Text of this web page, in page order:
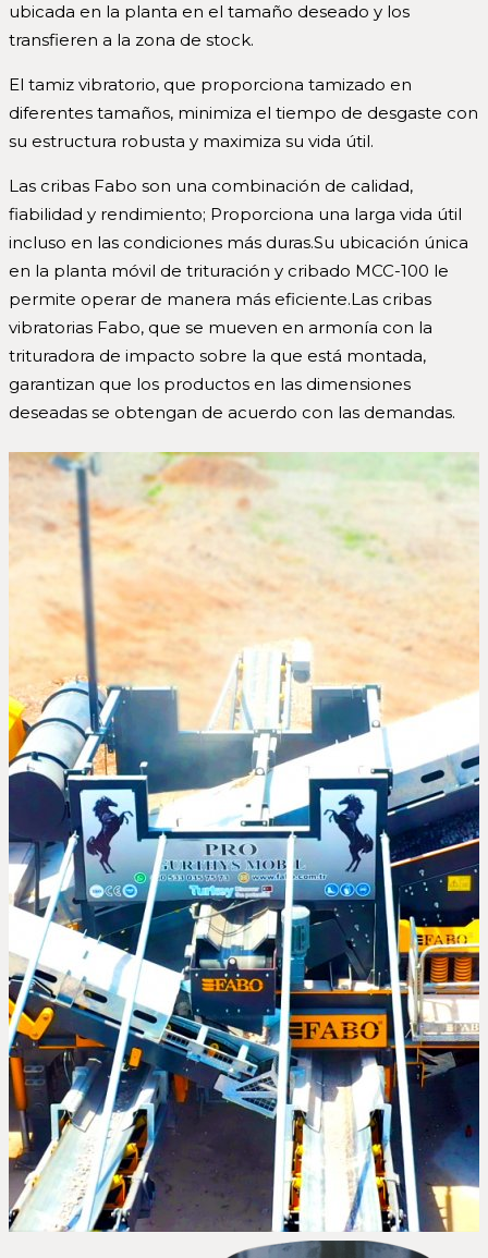
ubicada en la planta en el tamaño deseado y los
transfieren a la zona de stock.
El tamiz vibratorio, que proporciona tamizado en
diferentes tamaños, minimiza el tiempo de desgaste con
su estructura robusta y maximiza su vida útil.
Las cribas Fabo son una combinación de calidad,
fiabilidad y rendimiento; Proporciona una larga vida útil
incluso en las condiciones más duras.Su ubicación única
en la planta móvil de trituración y cribado MCC-100 le
permite operar de manera más eficiente.Las cribas
vibratorias Fabo, que se mueven en armonía con la
trituradora de impacto sobre la que está montada,
garantizan que los productos en las dimensiones
deseadas se obtengan de acuerdo con las demandas.